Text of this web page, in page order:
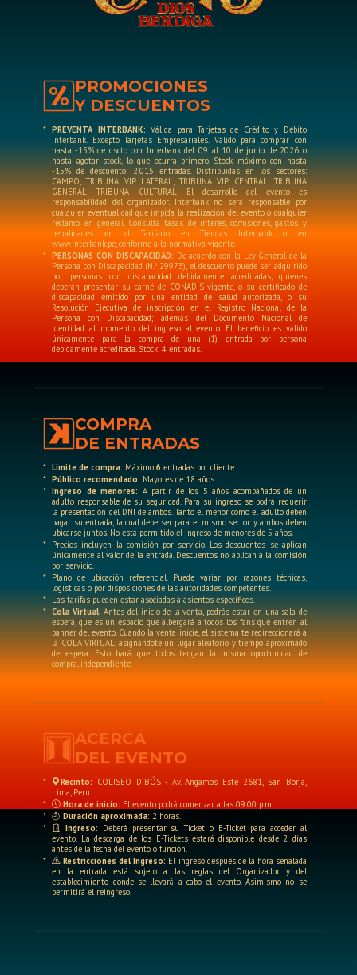
español, con el que se reencuentran con la lengua que le
ha dado muchas satisfacciones en todos estos años. La
través de Teleticket con un descuento del 15% con
tarjetas de Interbank.
PROMOCIONES
Y DESCUENTOS
* PREVENTA INTERBANK: Válida para Tarjetas de Crédito y Débito
Interbank. Excepto Tarjetas Empresariales. Válido para comprar con
hasta -15% de dscto con Interbank del 09 al 10 de junio de 2026 o
hasta agotar stock, lo que ocurra primero. Stock máximo con hasta
-15% de descuento: 2,015 entradas. Distribuidas en los sectores:
CAMPO, TRIBUNA VIP LATERAL, TRIBUNA VIP CENTRAL, TRIBUNA
GENERAL, TRIBUNA CULTURAL. El desarrollo del evento es
responsabilidad del organizador. Interbank no será responsable por
cualquier eventualidad que impida la realización del evento o cualquier
reclamo en general. Consulta tasas de interés, comisiones, gastos y
penalidades en el Tarifario, en Tiendas Interbank o en
www.interbank.pe, conforme a la normativa vigente.
* PERSONAS CON DISCAPACIDAD: De acuerdo con la Ley General de la
Persona con Discapacidad (N.º 29973), el descuento puede ser adquirido
por personas con discapacidad debidamente acreditadas, quienes
deberán presentar su carné de CONADIS vigente, o su certificado de
discapacidad emitido por una entidad de salud autorizada, o su
Resolución Ejecutiva de inscripción en el Registro Nacional de la
Persona con Discapacidad; además del Documento Nacional de
Identidad al momento del ingreso al evento. El beneficio es válido
únicamente para la compra de una (1) entrada por persona
debidamente acreditada. Stock: 4 entradas.
COMPRA
DE ENTRADAS
* Límite de compra: Máximo6 entradas por cliente.
* Público recomendado: Mayores de 18 años.
* Ingreso de menores: A partir de los 5 años acompañados de un
adulto responsable de su seguridad. Para su ingreso se podrá requerir
la presentación del DNI de ambos. Tanto el menor como el adulto deben
pagar su entrada, la cual debe ser para el mismo sector y ambos deben
ubicarse juntos. No está permitido el ingreso de menores de 5 años.
* Precios incluyen la comisión por servicio. Los descuentos se aplican
únicamente al valor de la entrada. Descuentos no aplican a la comisión
por servicio.
* Plano de ubicación referencial. Puede variar por razones técnicas,
logísticas o por disposiciones de las autoridades competentes.
* Las tarifas pueden estar asociadas a asientos específicos.
* Cola Virtual: Antes del inicio de la venta, podrás estar en una sala de
espera, que es un espacio que albergará a todos los fans que entren al
banner del evento. Cuando la venta inicie, el sistema te redireccionará a
la COLA VIRTUAL, asignándote un lugar aleatorio y tiempo aproximado
de espera. Esto hará que todos tengan la misma oportunidad de
compra, independiente.
ACERCA
DEL EVENTO
* Recinto: COLISEO DIBÓS - Av. Angamos Este 2681, San Borja,
Lima, Perú.
*
Hora de inicio: El evento podrá comenzar a las 09:00 p.m.
*
Duración aproximada: 2 horas.
*
Ingreso: Deberá presentar su Ticket o E-Ticket para acceder al
evento. La descarga de los E-Tickets estará disponible desde 2 días
antes de la fecha del evento o función.
*
Restricciones del Ingreso: El ingreso después de la hora señalada
en la entrada está sujeto a las reglas del Organizador y del
establecimiento donde se llevará a cabo el evento. Asimismo no se
permitirá el reingreso.